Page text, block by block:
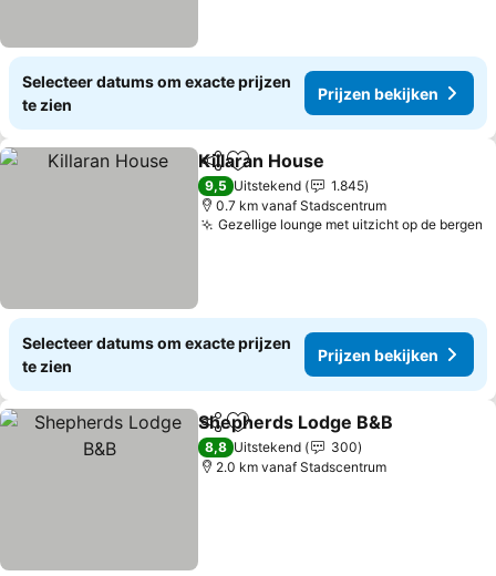
Selecteer datums om exacte prijzen
te zien
Prijzen bekijken
DelenToevoegen aan favorieten
Killaran House
9,5 Uitstekend
1.845
0.7 km vanaf Stadscentrum
Gezellige lounge met uitzicht op de bergen
Selecteer datums om exacte prijzen
te zien
Prijzen bekijken
DelenToevoegen aan favorieten
Shepherds Lodge B&B
8,8 Uitstekend
300
2.0 km vanaf Stadscentrum